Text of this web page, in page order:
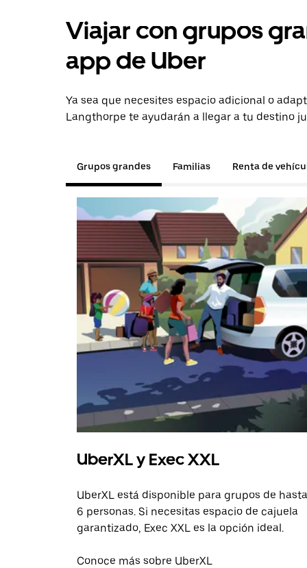
Viajar con grupos
app de Uber
Ya sea que necesites espacio adicional o
Langthorpe te ayudarán a llegar a tu destino
Grupos grandes Familias Renta de
UberXL y Exec XXL
UberXL está disponible para grupos de hasta
6 personas. Si necesitas espacio de cajuela
garantizado, Exec XXL es la opción ideal.
Conoce más sobre UberXL